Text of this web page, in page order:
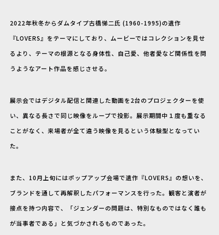
2022年秋冬からダムタイプ古橋悌二氏 (1960-1995)の遺作
『LOVERS』をテーマにしており、ムービーではコレクションを見せ
るより、テーマの根源となる身体性、自己愛、他者愛など関係性を問
うようなアート作品を感じさせる。
展示会ではデジタル配信と関連した動画を2台のプロジェクターを使
い、異なる長さで同じ映像をループで投影。展示期間中１度も重なる
ことがなく、来場者が全て違う映像を見るという体験型となってい
た。
また、10月上旬にはポップアップ会場で遺作『LOVERS』の想いを、
ブランドを通して再解釈したパフォーマンスを行った。観客と演者が
接点を持つ内容で、「ジェンダーの問題は、特別なものではなく誰も
が当事者である」と気づかされるものであった。